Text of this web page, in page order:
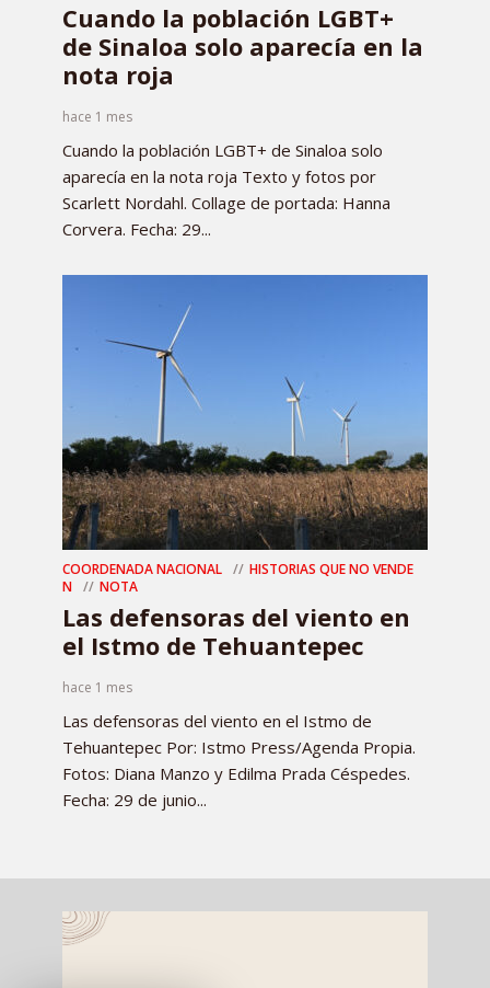
Cuando la población LGBT+
de Sinaloa solo aparecía en la
nota roja
hace 1 mes
Cuando la población LGBT+ de Sinaloa solo
aparecía en la nota roja Texto y fotos por
Scarlett Nordahl. Collage de portada: Hanna
Corvera. Fecha: 29...
COORDENADA NACIONAL
HISTORIAS QUE NO VENDE
N
NOTA
Las defensoras del viento en
el Istmo de Tehuantepec
hace 1 mes
Las defensoras del viento en el Istmo de
Tehuantepec Por: Istmo Press/Agenda Propia.
Fotos: Diana Manzo y Edilma Prada Céspedes.
Fecha: 29 de junio...